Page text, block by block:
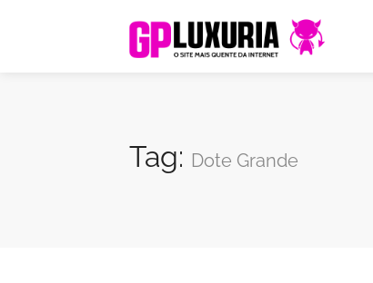
Tag: Dote Grande